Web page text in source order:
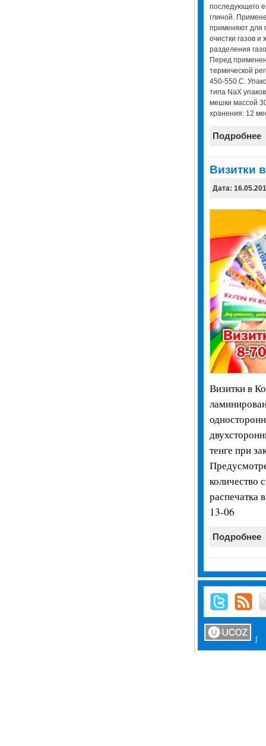
последующего
глиной.
применяют для
очистки газов и
разделения
Перед
термической
450-550 С.
типа NaX
мешки массой
хранения: 12
Подробнее
Визитки
Дата:
Визитки в
тенге при
количество
распечатка
13-06
Подробнее
∫